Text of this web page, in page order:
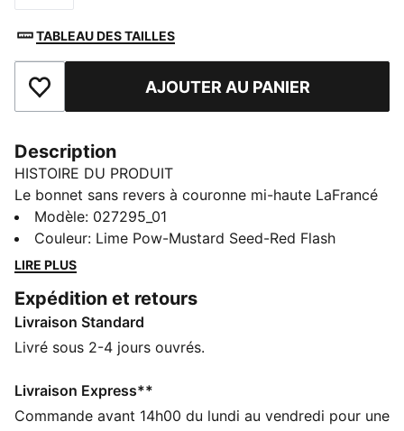
TABLEAU DES TAILLES
Ajouter aux favorisAJOUTER AU PANIER
Description
HISTOIRE DU PRODUIT
Le bonnet sans revers à couronne mi-haute LaFrancé
Heem Aerospace est conçu pour t'offrir un confort
optimal quand tu ne joues pas. Il présente aspect
duveteux confortable, avec des logos de la collab.
Conçu pour : Lifestyle par PUMA
Style bonnet
Bonnet sans revers
Effet duveteux au toucher
Détails co-brandés LaFrancé et PUMA
Modèle: 027295_01
Couleur: Lime Pow-Mustard Seed-Red Flash
LIRE PLUS
Expédition et retours
Livraison Standard
Livré sous 2-4 jours ouvrés.
Livraison Express**
Commande avant 14h00 du lundi au vendredi pour une